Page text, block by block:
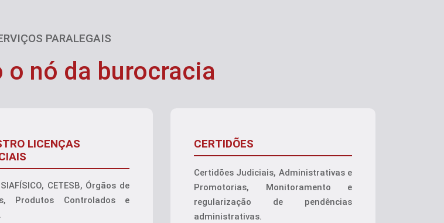
PARALEGAIS
o nó da burocracia
LICENÇAS
CETESB, Órgãos de
Produtos Controlados e
CERTIDÕES
Certidões Judiciais, Administrativas e
Promotorias, Monitoramento e
regularização de pendências
administrativas.